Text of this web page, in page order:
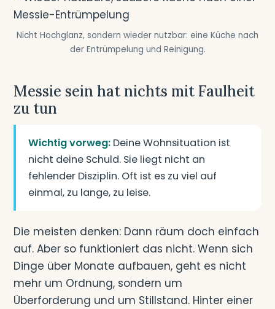
Nicht Hochglanz, sondern wieder nutzbar: eine Küche nach
der Entrümpelung und Reinigung.
Messie sein hat nichts mit Faulheit
zu tun
Wichtig vorweg: Deine Wohnsituation ist
nicht deine Schuld. Sie liegt nicht an
fehlender Disziplin. Oft ist es zu viel auf
einmal, zu lange, zu leise.
Die meisten denken: Dann räum doch einfach
auf. Aber so funktioniert das nicht. Wenn sich
Dinge über Monate aufbauen, geht es nicht
mehr um Ordnung, sondern um
Überforderung und um Stillstand. Hinter einer